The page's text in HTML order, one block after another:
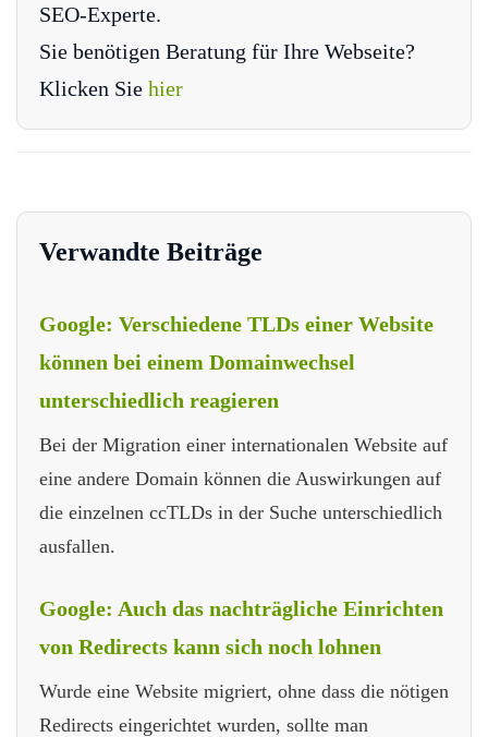
SEO-Experte.
Sie benötigen Beratung für Ihre Webseite?
Klicken Sie hier
Verwandte Beiträge
Google: Verschiedene TLDs einer Website
können bei einem Domainwechsel
unterschiedlich reagieren
Bei der Migration einer internationalen Website auf
eine andere Domain können die Auswirkungen auf
die einzelnen ccTLDs in der Suche unterschiedlich
ausfallen.
Google: Auch das nachträgliche Einrichten
von Redirects kann sich noch lohnen
Wurde eine Website migriert, ohne dass die nötigen
Redirects eingerichtet wurden, sollte man